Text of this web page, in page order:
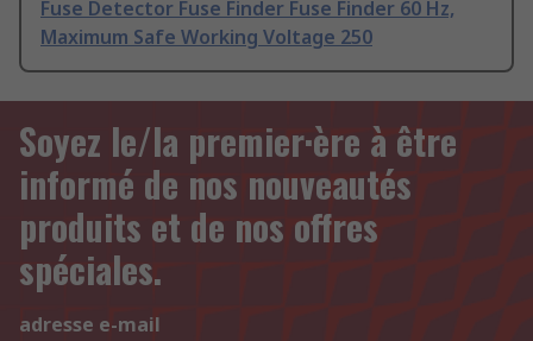
Fuse Detector Fuse Finder Fuse Finder 60 Hz,
Maximum Safe Working Voltage 250
Soyez le/la premier·ère à être
informé de nos nouveautés
produits et de nos offres
spéciales.
adresse e-mail